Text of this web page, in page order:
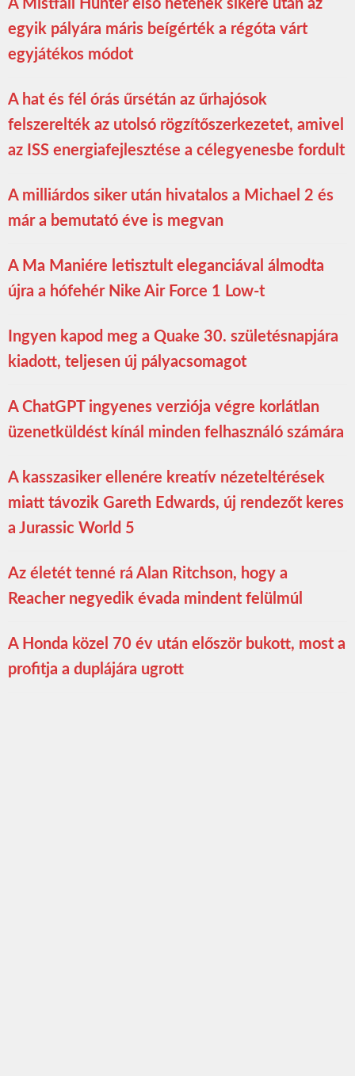
A Mistfall Hunter első hetének sikere után az
egyik pályára máris beígérték a régóta várt
egyjátékos módot
A hat és fél órás űrsétán az űrhajósok
felszerelték az utolsó rögzítőszerkezetet, amivel
az ISS energiafejlesztése a célegyenesbe fordult
A milliárdos siker után hivatalos a Michael 2 és
már a bemutató éve is megvan
A Ma Maniére letisztult eleganciával álmodta
újra a hófehér Nike Air Force 1 Low-t
Ingyen kapod meg a Quake 30. születésnapjára
kiadott, teljesen új pályacsomagot
A ChatGPT ingyenes verziója végre korlátlan
üzenetküldést kínál minden felhasználó számára
A kasszasiker ellenére kreatív nézeteltérések
miatt távozik Gareth Edwards, új rendezőt keres
a Jurassic World 5
Az életét tenné rá Alan Ritchson, hogy a
Reacher negyedik évada mindent felülmúl
A Honda közel 70 év után először bukott, most a
profitja a duplájára ugrott